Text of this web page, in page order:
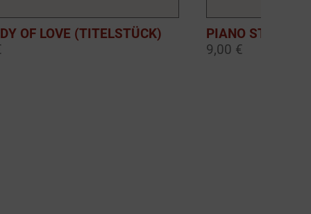
OF LOVE (TITELSTÜCK)
PIANO
9,00 €